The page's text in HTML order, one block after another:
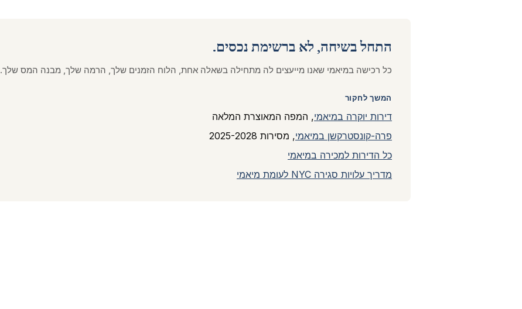
התחל בשיחה, לא ברשימת נכסים.
כל רכישה במיאמי שאנו מייעצים לה מתחילה בשאלה אחת, הלוח הזמנים שלך, הרמה שלך, מבנה המס שלך.
המשך לחקור
דירות יוקרה במיאמי, המפה המאוצרת המלאה
פרה-קונסטרקשן במיאמי, מסירות 2025-2028
כל הדירות למכירה במיאמי
מדריך עלויות סגירה NYC לעומת מיאמי